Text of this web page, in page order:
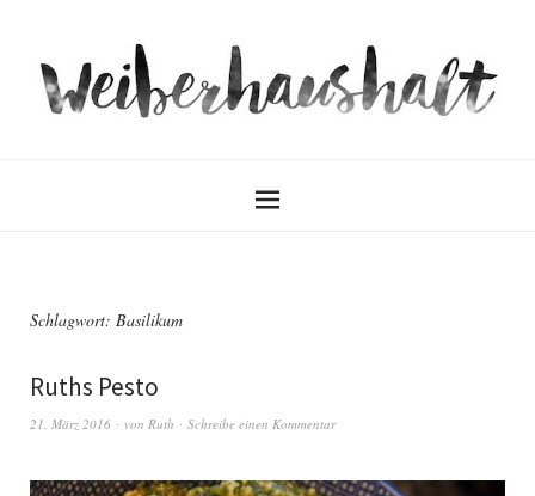
Schlagwort: Basilikum
Ruths Pesto
21. März 2016 von Ruth Schreibe einen Kommentar